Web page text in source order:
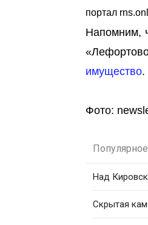
портал
Напомним,
имущество.
Фото:
Над
Скрытая